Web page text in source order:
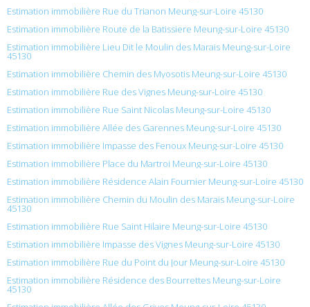
Estimation immobilière Rue du Trianon Meung-sur-Loire 45130
Estimation immobilière Route de la Batissiere Meung-sur-Loire 45130
Estimation immobilière Lieu Dit le Moulin des Marais Meung-sur-Loire
45130
Estimation immobilière Chemin des Myosotis Meung-sur-Loire 45130
Estimation immobilière Rue des Vignes Meung-sur-Loire 45130
Estimation immobilière Rue Saint Nicolas Meung-sur-Loire 45130
Estimation immobilière Allée des Garennes Meung-sur-Loire 45130
Estimation immobilière Impasse des Fenoux Meung-sur-Loire 45130
Estimation immobilière Place du Martroi Meung-sur-Loire 45130
Estimation immobilière Résidence Alain Fournier Meung-sur-Loire 45130
Estimation immobilière Chemin du Moulin des Marais Meung-sur-Loire
45130
Estimation immobilière Rue Saint Hilaire Meung-sur-Loire 45130
Estimation immobilière Impasse des Vignes Meung-sur-Loire 45130
Estimation immobilière Rue du Point du Jour Meung-sur-Loire 45130
Estimation immobilière Résidence des Bourrettes Meung-sur-Loire
45130